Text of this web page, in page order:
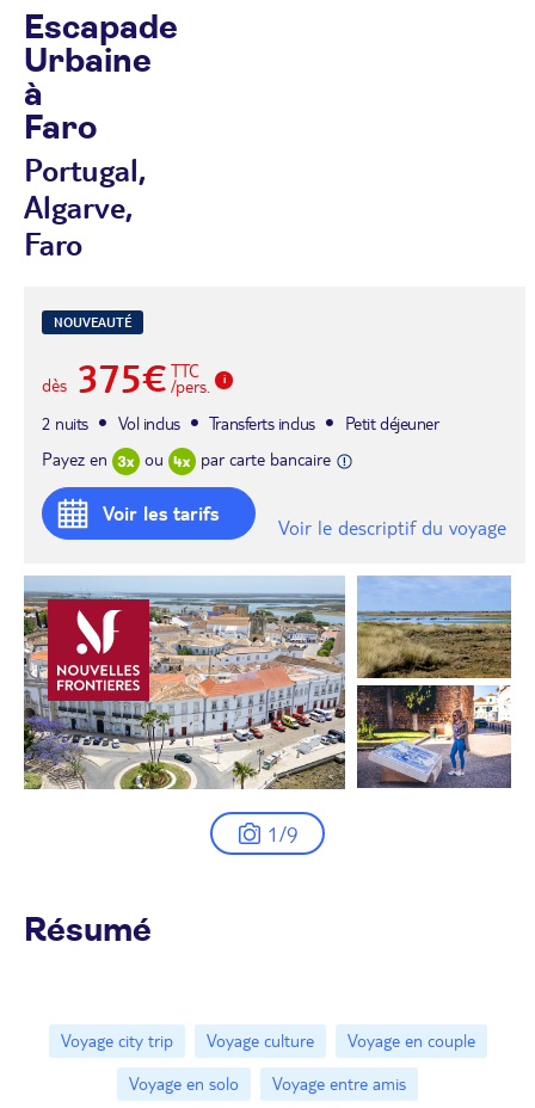
Escapade
Urbaine
à
Faro
Portugal,
Algarve,
Faro
NOUVEAUTÉ
dès 375€ TTC
/pers.
2 nuits
Vol inclus Transferts inclus
Petit déjeuner
Payez en
ou par carte bancaire
Voir les tarifs
Voir le descriptif du voyage
1/9
Résumé
Voyage city trip Voyage culture
Voyage en couple
Voyage en solo
Voyage entre amis